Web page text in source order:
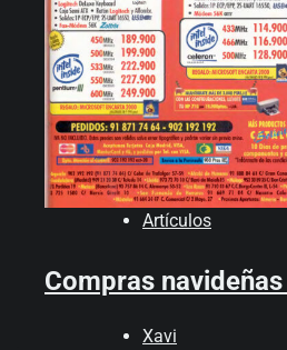
Artículos
Compras
Xavi